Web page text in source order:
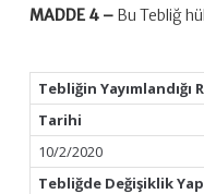
MADDE 4 – Bu Tebliğ
Tebliğin Yayımlandığı
Tarihi
10/2/2020
Tebliğde Değişiklik